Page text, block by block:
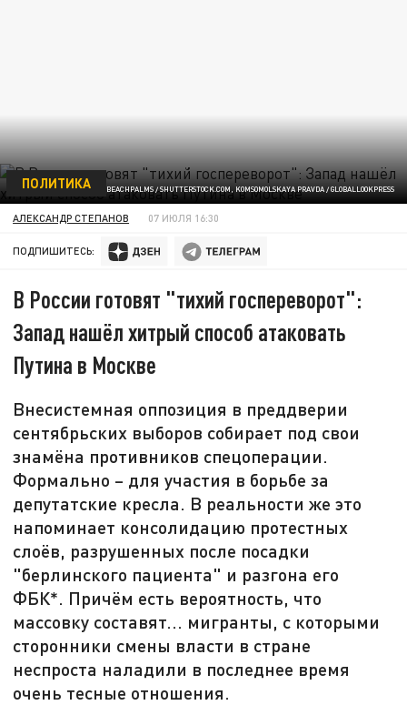
ФОТО: BEACHPALMS / SHUTTERSTOCK.COM, KOMSOMOLSKAYA PRAVDA / GLOBALLOOKPRESS
ПОЛИТИКА
АЛЕКСАНДР СТЕПАНОВ 07 ИЮЛЯ 16:30
ПОДПИШИТЕСЬ:
В России готовят "тихий госпереворот":
Запад нашёл хитрый способ атаковать
Путина в Москве
Внесистемная оппозиция в преддверии
сентябрьских выборов собирает под свои
знамёна противников спецоперации.
Формально – для участия в борьбе за
депутатские кресла. В реальности же это
напоминает консолидацию протестных
слоёв, разрушенных после посадки
"берлинского пациента" и разгона его
ФБК*. Причём есть вероятность, что
массовку составят... мигранты, с которыми
сторонники смены власти в стране
неспроста наладили в последнее время
очень тесные отношения.